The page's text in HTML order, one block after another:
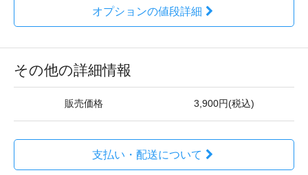
オプションの値段詳細
その他の詳細情報
販売価格 3,900円(税込)
支払い・配送について